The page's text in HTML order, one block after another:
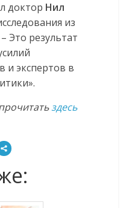
доктор Нил
из
Это результат
и экспертов в
здесь